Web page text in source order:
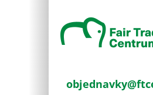
objednavky@